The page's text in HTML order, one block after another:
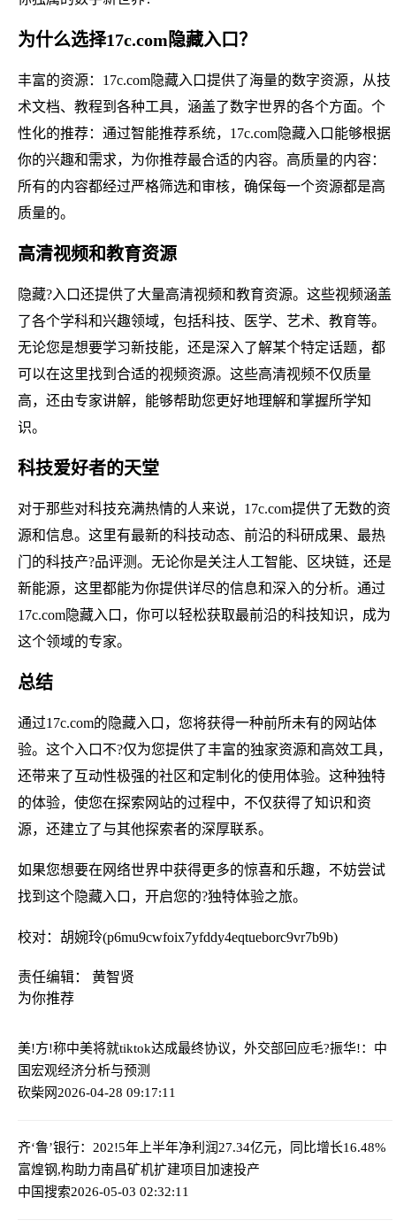
为什么选择17c.com隐藏入口？
丰富的资源：17c.com隐藏入口提供了海量的数字资源，从技
术文档、教程到各种工具，涵盖了数字世界的各个方面。个
性化的推荐：通过智能推荐系统，17c.com隐藏入口能够根据
你的兴趣和需求，为你推荐最合适的内容。高质量的内容：
所有的内容都经过严格筛选和审核，确保每一个资源都是高
质量的。
高清视频和教育资源
隐藏?入口还提供了大量高清视频和教育资源。这些视频涵盖
了各个学科和兴趣领域，包括科技、医学、艺术、教育等。
无论您是想要学习新技能，还是深入了解某个特定话题，都
可以在这里找到合适的视频资源。这些高清视频不仅质量
高，还由专家讲解，能够帮助您更好地理解和掌握所学知
识。
科技爱好者的天堂
对于那些对科技充满热情的人来说，17c.com提供了无数的资
源和信息。这里有最新的科技动态、前沿的科研成果、最热
门的科技产?品评测。无论你是关注人工智能、区块链，还是
新能源，这里都能为你提供详尽的信息和深入的分析。通过
17c.com隐藏入口，你可以轻松获取最前沿的科技知识，成为
这个领域的专家。
总结
通过17c.com的隐藏入口，您将获得一种前所未有的网站体
验。这个入口不?仅为您提供了丰富的独家资源和高效工具，
还带来了互动性极强的社区和定制化的使用体验。这种独特
的体验，使您在探索网站的过程中，不仅获得了知识和资
源，还建立了与其他探索者的深厚联系。
如果您想要在网络世界中获得更多的惊喜和乐趣，不妨尝试
找到这个隐藏入口，开启您的?独特体验之旅。
校对：胡婉玲(p6mu9cwfoix7yfddy4eqtueborc9vr7b9b)
责任编辑： 黄智贤
为你推荐
美!方!称中美将就tiktok达成最终协议，外交部回应毛?振华!：中
国宏观经济分析与预测
砍柴网2026-04-28 09:17:11
齐‘鲁’银行：202!5年上半年净利润27.34亿元，同比增长16.48%
富煌钢,构助力南昌矿机扩建项目加速投产
中国搜索2026-05-03 02:32:11